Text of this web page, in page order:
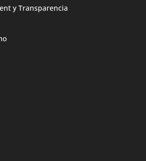
y Transparencia